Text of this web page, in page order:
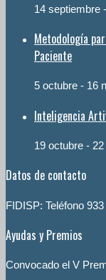
14 septiembre -
Metodología
Paciente
5 octubre - 16
Inteligencia
19 octubre -
Datos de contacto
FIDISP: Teléfono
Ayudas y Premios
Convocado el V